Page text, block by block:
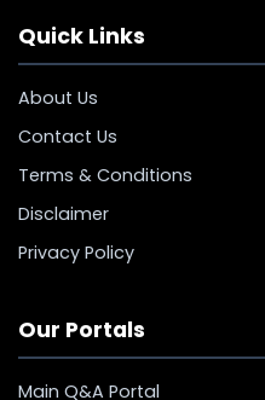
Quick Links
About Us
Contact Us
Terms & Conditions
Disclaimer
Privacy Policy
Our Portals
Main Q&A Portal